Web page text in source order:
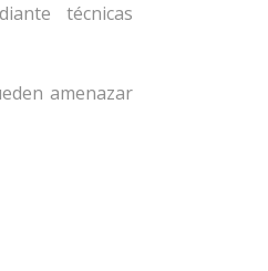
técnicas
amenazar